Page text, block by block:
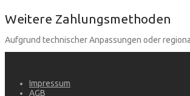
Weitere Zahlungsmethoden
Aufgrund technischer Anpassungen oder
Impressum
AGB